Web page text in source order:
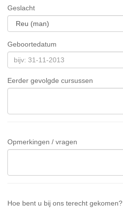
Geslacht
Geboortedatum
Eerder gevolgde cursussen
Opmerkingen / vragen
Hoe bent u bij ons terecht gekomen?